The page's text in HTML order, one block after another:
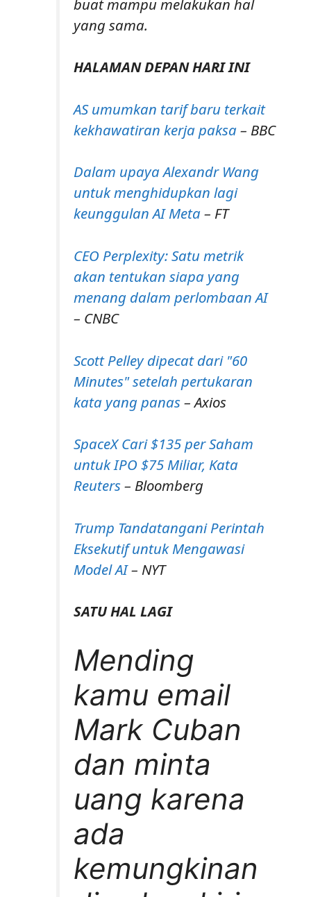
yang sama.
HALAMAN DEPAN HARI INI
AS umumkan tarif baru terkait
kekhawatiran kerja paksa– BBC
Dalam upaya Alexandr Wang
untuk menghidupkan lagi
keunggulan AI Meta– FT
CEO Perplexity: Satu metrik
akan tentukan siapa yang
menang dalam perlombaan AI
– CNBC
Scott Pelley dipecat dari "60
Minutes" setelah pertukaran
kata yang panas– Axios
SpaceX Cari $135 per Saham
untuk IPO $75 Miliar, Kata
Reuters– Bloomberg
Trump Tandatangani Perintah
Eksekutif untuk Mengawasi
Model AI– NYT
SATU HAL LAGI
Mending
kamu email
Mark Cuban
dan minta
uang karena
ada
kemungkinan